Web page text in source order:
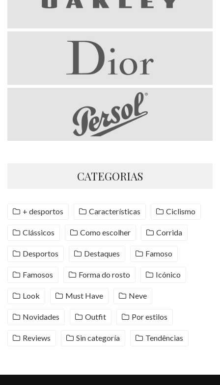
CATEGORIAS
+ desportos Características Ciclismo
Clássicos Como escolher Corrida
Desportos Destaques Famoso
Famosos Forma do rosto Icónico
Look Must Have Neve
Novidades Outfit Por estilos
Reviews Sin categoría Tendências